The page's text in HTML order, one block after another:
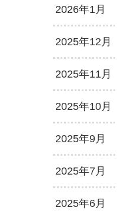
2026年1月
2025年12月
2025年11月
2025年10月
2025年9月
2025年7月
2025年6月